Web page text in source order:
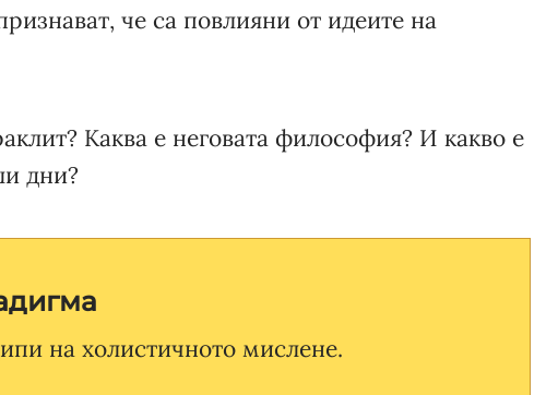
че са повлияни от идеите на
Каква е неговата философия? И какво е
дни?
на холистичното мислене.